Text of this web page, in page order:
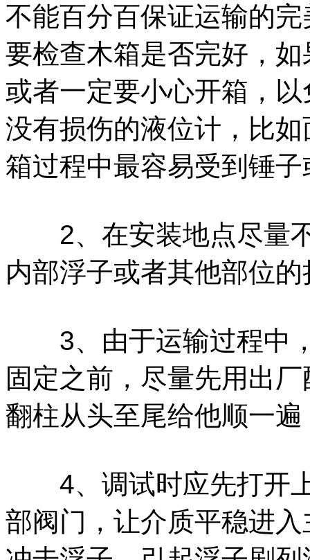
不能百分百保证运输的
要检查木箱是否完好，
或者一定要小心开箱，
没有损伤的液位计，比
箱过程中最容易受到锤
2、在安装地点尽量不
内部浮子或者其他部位
3、由于运输过程中，
固定之前，尽量先用出
翻柱从头至尾给他顺一
4、调试时应先打开上
部阀门，让介质平稳进